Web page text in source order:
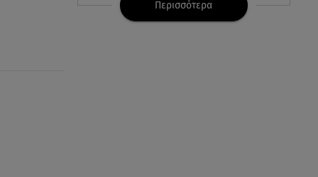
καίει σπίτια
Περισσότερα